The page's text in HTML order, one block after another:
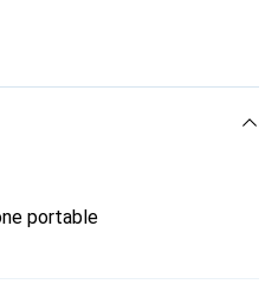
Reconnaître
pour une clientèle
portable